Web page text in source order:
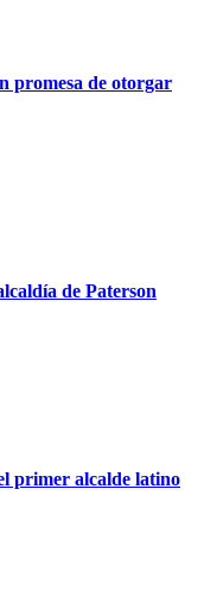
promesa de otorgar
de Paterson
primer alcalde latino